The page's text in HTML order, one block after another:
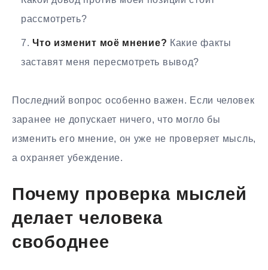
рассмотреть?
Что изменит моё мнение? Какие факты
заставят меня пересмотреть вывод?
Последний вопрос особенно важен. Если человек
заранее не допускает ничего, что могло бы
изменить его мнение, он уже не проверяет мысль,
а охраняет убеждение.
Почему проверка мыслей
делает человека
свободнее